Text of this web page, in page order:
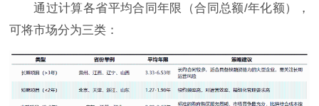
通过计算各省平均合同年限（合同总额/年化额），
可将市场分为三类：